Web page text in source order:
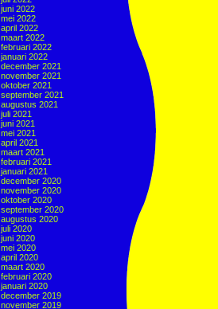
juni 2022
mei 2022
april 2022
maart 2022
februari 2022
januari 2022
december 2021
november 2021
oktober 2021
september 2021
augustus 2021
juli 2021
juni 2021
mei 2021
april 2021
maart 2021
februari 2021
januari 2021
december 2020
november 2020
oktober 2020
september 2020
augustus 2020
juli 2020
juni 2020
mei 2020
april 2020
maart 2020
februari 2020
januari 2020
december 2019
november 2019